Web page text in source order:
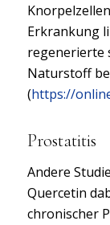
Erkrankung
regenerierte
Naturstoff
(https://
Prostatitis
Andere
Quercetin
chronischer